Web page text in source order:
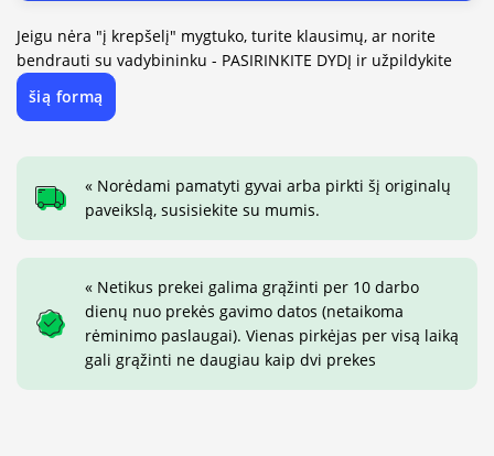
Jeigu nėra "į krepšelį" mygtuko, turite klausimų, ar norite
bendrauti su vadybininku - PASIRINKITE DYDĮ ir užpildykite
šią formą
« Norėdami pamatyti gyvai arba pirkti šį originalų
paveikslą, susisiekite su mumis.
« Netikus prekei galima grąžinti per 10 darbo
dienų nuo prekės gavimo datos (netaikoma
rėminimo paslaugai). Vienas pirkėjas per visą laiką
gali grąžinti ne daugiau kaip dvi prekes